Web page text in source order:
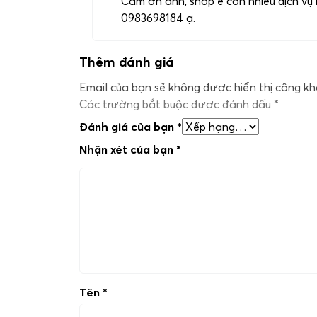
0983698184 ạ.
Thêm đánh giá
Email của bạn sẽ không được hiển thị công
Các trường bắt buộc được đánh dấu *
Đánh giá của bạn *
Nhận xét của bạn *
Tên *